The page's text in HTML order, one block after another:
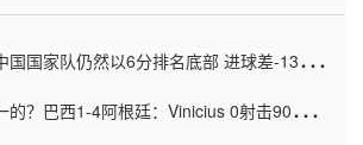
国家队仍然以6分排名底部 进球差-13令人
？巴西1-4阿根廷：Vinicius 0射击90分钟